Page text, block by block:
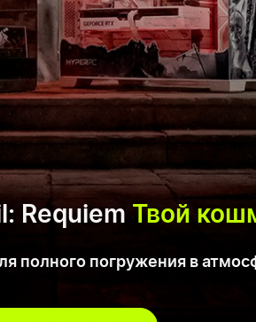
Requiem Твой
полного погружения в